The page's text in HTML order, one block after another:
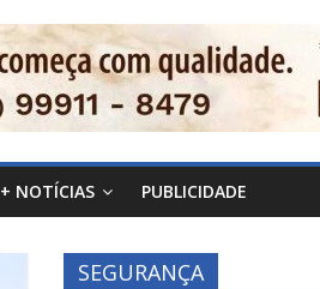
+ NOTÍCIAS PUBLICIDADE
SEGURANÇA